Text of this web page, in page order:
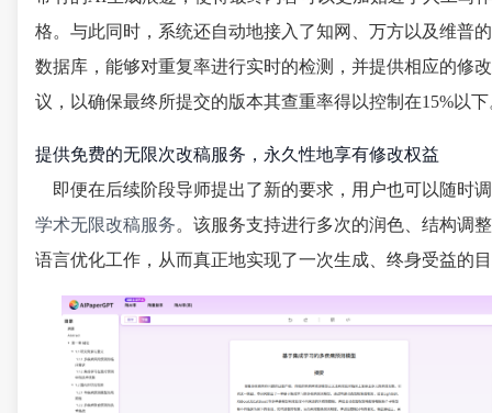
格。与此同时，系统还自动地接入了知网、万方以及维普
数据库，能够对重复率进行实时的检测，并提供相应的修
议，以确保最终所提交的版本其查重率得以控制在15%以下
提供免费的无限次改稿服务，永久性地享有修改权益
即便在后续阶段导师提出了新的要求，用户也可以随时
学术无限改稿服务。该服务支持进行多次的润色、结构调
语言优化工作，从而真正地实现了一次生成、终身受益的